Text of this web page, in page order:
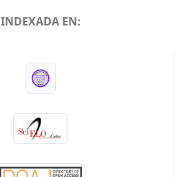
INDEXADA EN: